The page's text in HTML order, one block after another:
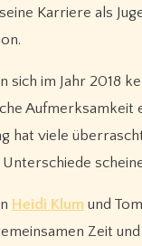
Karriere als
sich im Jahr 2018
Aufmerksamkeit
hat viele
Heidi Klum und
Zeit